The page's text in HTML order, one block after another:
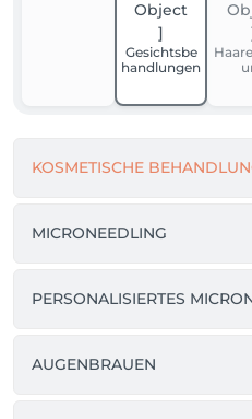
Gesichtsbe
handlungen
KOSMETISCHE
MICRONEEDLING
PERSONALISIERTES
AUGENBRAUEN